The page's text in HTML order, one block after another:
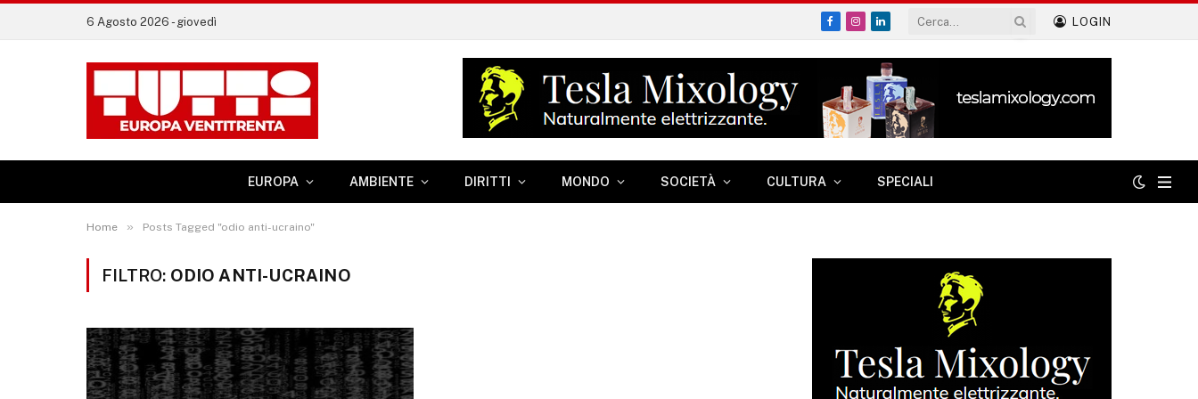
6 Agosto 2026 - giovedì
Facebook
Instagram
LinkedIn
LOGIN
EUROPA AMBIENTE DIRITTI MONDO SOCIETÀ CULTURA SPECIALI
Home » Posts Tagged "odio anti-ucraino"
FILTRO: ODIO ANTI-UCRAINO